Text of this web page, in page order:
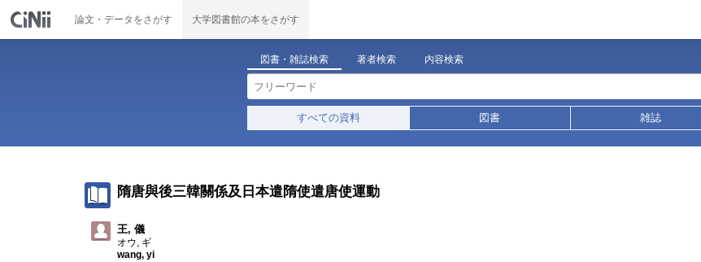
論文・データをさがす 大学図書館の本をさがす
図書・雑誌検索 著者検索 内容検索
すべての資料 図書 雑誌
隋唐與後三韓關係及日本遣隋使遣唐使運動
王, 儀
オウ, ギ
wang, yi